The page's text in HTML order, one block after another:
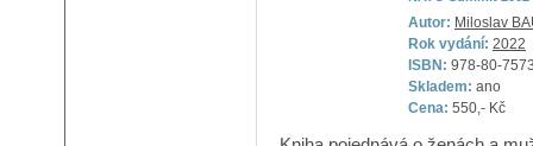
Autor: Miloslav
Rok vydání: 2022
ISBN: 978-80-
Skladem: ano
Cena: 550,- Kč